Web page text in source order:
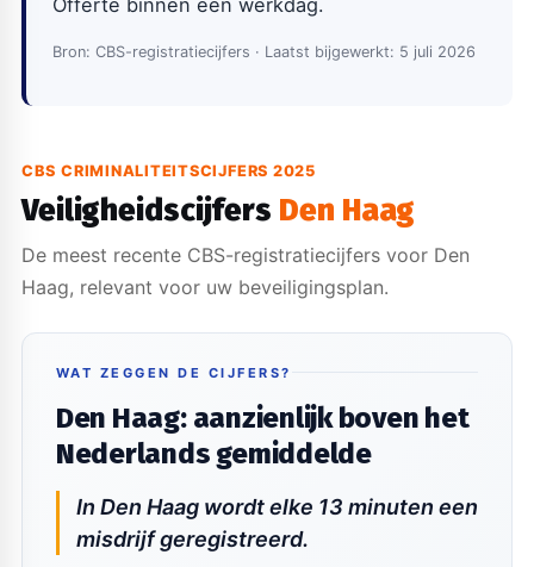
Offerte binnen één werkdag.
Bron: CBS-registratiecijfers · Laatst bijgewerkt: 5 juli 2026
CBS CRIMINALITEITSCIJFERS 2025
Veiligheidscijfers Den Haag
De meest recente CBS-registratiecijfers voor Den
Haag, relevant voor uw beveiligingsplan.
WAT ZEGGEN DE CIJFERS?
Den Haag: aanzienlijk boven het
Nederlands gemiddelde
In Den Haag wordt elke 13 minuten een
misdrijf geregistreerd.